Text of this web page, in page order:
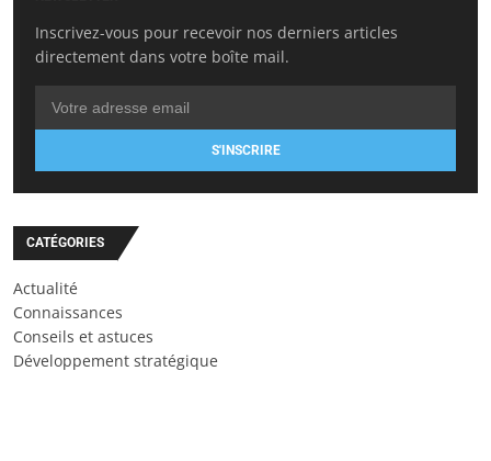
Inscrivez-vous pour recevoir nos derniers articles
directement dans votre boîte mail.
S'INSCRIRE
CATÉGORIES
Actualité
Connaissances
Conseils et astuces
Développement stratégique